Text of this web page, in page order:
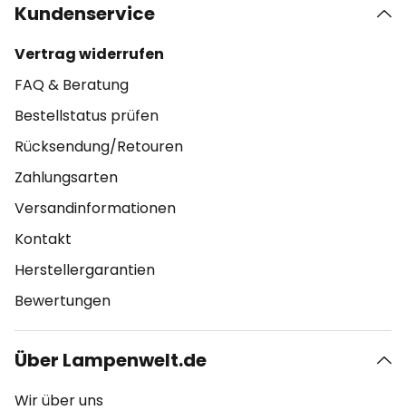
Kundenservice
Vertrag widerrufen
FAQ & Beratung
Bestellstatus prüfen
Rücksendung/Retouren
Zahlungsarten
Versandinformationen
Kontakt
Herstellergarantien
Bewertungen
Über Lampenwelt.de
Wir über uns